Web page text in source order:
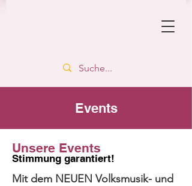
Events
Unsere Events
Stimmung garantiert!
Mit dem NEUEN Volksmusik- und